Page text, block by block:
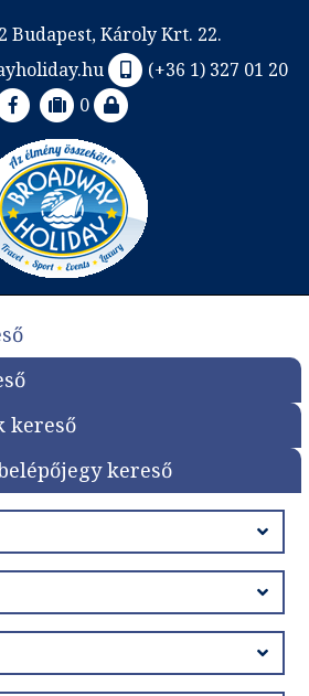
Budapest, Károly Krt. 22.
(+36 1) 327 01 20
0
kereső
kereső